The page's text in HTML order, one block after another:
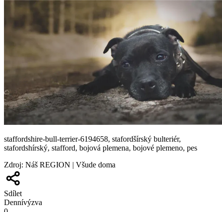
staffordshire-bull-terrier-6194658, stafordšírský bulteriér,
stafordshírský, stafford, bojová plemena, bojové plemeno, pes
Zdroj: Náš REGION | Všude doma
Sdílet
Dennívýzva